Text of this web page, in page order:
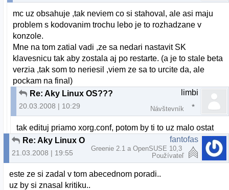
mc uz obsahuje ,tak neviem co si stahoval, ale asi maju
problem s kodovanim trochu lebo je to rozhadzane v
konzole.
Mne na tom zatial vadi ,ze sa nedari nastavit SK
klavesnicu tak aby zostala aj po restarte. (a je to stale beta
verzia ,tak som to neriesil ,viem ze sa to urcite da, ale
pockam na final)
Re: Aky Linux OS???
20.03.2008 | 10:29
limbi
Návštevník
tak edituj priamo xorg.conf, potom by ti to uz malo ostat
Re: Aky Linux OS???
21.03.2008 | 19:55
fantofas
Greenie 2.1 a OpenSUSE 10,3
Používateľ
este ze si zadal v tom abecednom poradi..
uz by si znasal kritiku..